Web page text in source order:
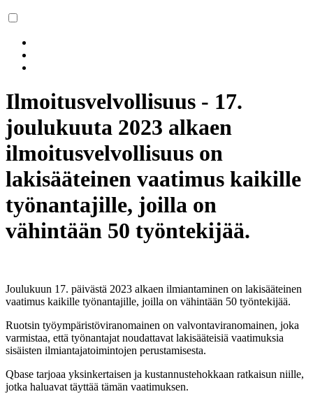
Ilmoitusvelvollisuus - 17.
joulukuuta 2023 alkaen
ilmoitusvelvollisuus on
lakisääteinen vaatimus kaikille
työnantajille, joilla on
vähintään 50 työntekijää.
Joulukuun 17. päivästä 2023 alkaen ilmiantaminen on lakisääteinen
vaatimus kaikille työnantajille, joilla on vähintään 50 työntekijää.
Ruotsin työympäristöviranomainen on valvontaviranomainen, joka
varmistaa, että työnantajat noudattavat lakisääteisiä vaatimuksia
sisäisten ilmiantajatoimintojen perustamisesta.
Qbase tarjoaa yksinkertaisen ja kustannustehokkaan ratkaisun niille,
jotka haluavat täyttää tämän vaatimuksen.